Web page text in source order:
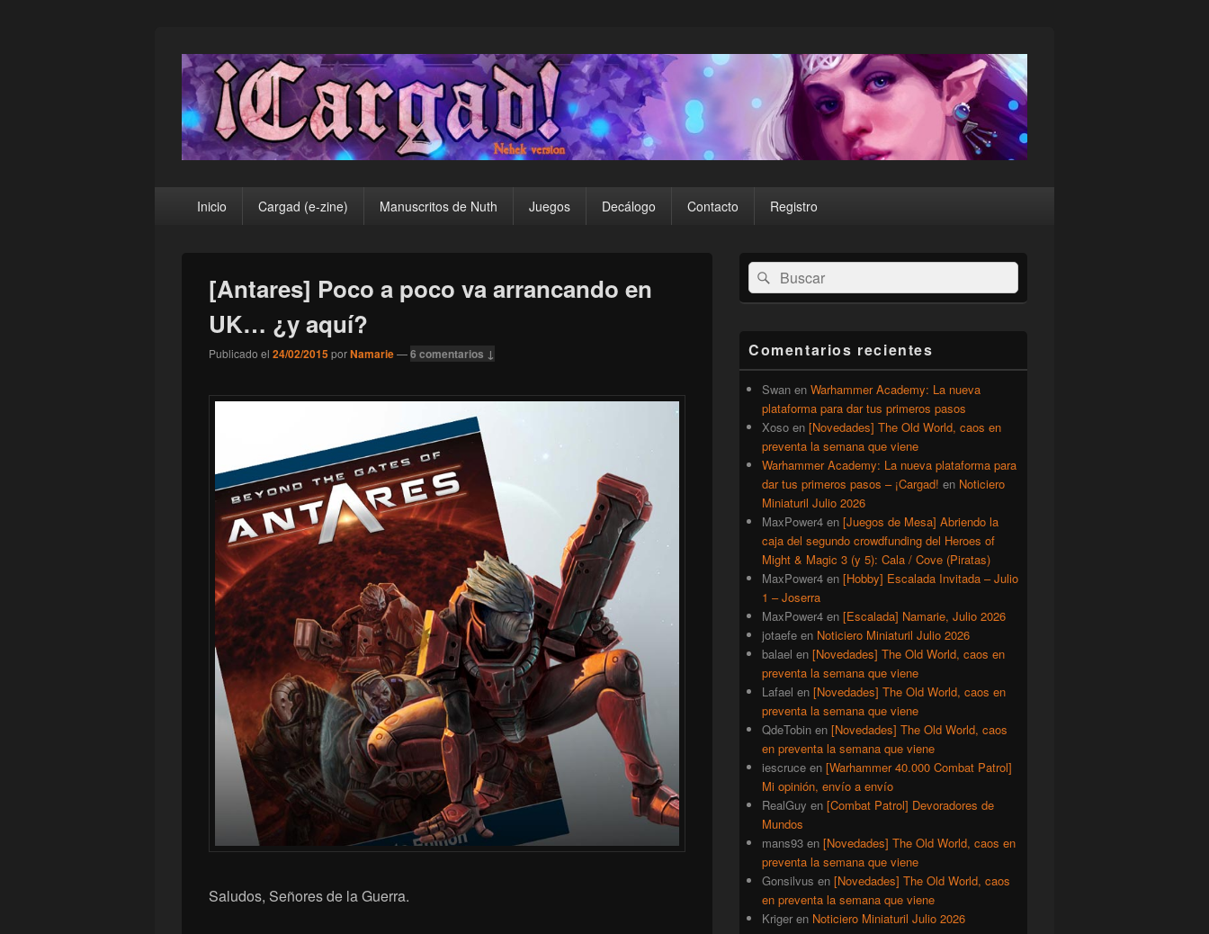
¡Cargad!
principalInicio Cargad (e-zine) Manuscritos de Nuth Juegos Decálogo Contacto Registro
[Antares] Poco a poco va arrancando en
UK… ¿y aquí?
Publicado el 24/02/2015porNamarie—6 comentarios ↓
Saludos, Señores de la Guerra.
El
área
de
lateral
primaria
Buscar
por:
Buscar
Comentarios recientes
Swan en Warhammer Academy: La nueva
plataforma para dar tus primeros pasos
Xoso en [Novedades] The Old World, caos en
preventa la semana que viene
Warhammer Academy: La nueva plataforma para
dar tus primeros pasos – ¡Cargad! en Noticiero
Miniaturil Julio 2026
MaxPower4 en [Juegos de Mesa] Abriendo la
caja del segundo crowdfunding del Heroes of
Might & Magic 3 (y 5): Cala / Cove (Piratas)
MaxPower4 en [Hobby] Escalada Invitada – Julio
1 – Joserra
MaxPower4 en [Escalada] Namarie, Julio 2026
jotaefe en Noticiero Miniaturil Julio 2026
balael en [Novedades] The Old World, caos en
preventa la semana que viene
Lafael en [Novedades] The Old World, caos en
preventa la semana que viene
QdeTobin en [Novedades] The Old World, caos
en preventa la semana que viene
iescruce en [Warhammer 40.000 Combat Patrol]
Mi opinión, envío a envío
RealGuy en [Combat Patrol] Devoradores de
Mundos
mans93 en [Novedades] The Old World, caos en
preventa la semana que viene
Gonsilvus en [Novedades] The Old World, caos
en preventa la semana que viene
Kriger en Noticiero Miniaturil Julio 2026